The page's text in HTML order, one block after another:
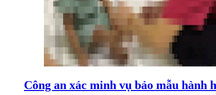
Công an xác minh vụ bảo mẫu hành